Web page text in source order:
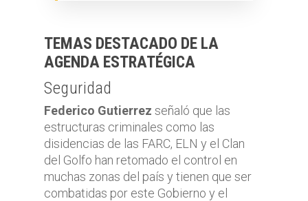
TEMAS DESTACADO DE LA
AGENDA ESTRATÉGICA
Seguridad
Federico Gutierrez señaló que las
estructuras criminales como las
disidencias de las FARC, ELN y el Clan
del Golfo han retomado el control en
muchas zonas del país y tienen que ser
combatidas por este Gobierno y el